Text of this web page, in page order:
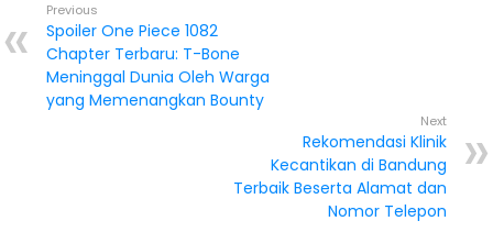
Previous
Spoiler One Piece 1082
Chapter Terbaru: T-Bone
Meninggal Dunia Oleh Warga
yang Memenangkan Bounty
Next
Rekomendasi Klinik
Kecantikan di Bandung
Terbaik Beserta Alamat dan
Nomor Telepon